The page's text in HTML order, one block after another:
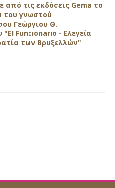
από τις εκδόσεις Gema το
του γνωστού
Γεώργιου Θ.
"El Funcionario - Ελεγεία
των Βρυξελλών"